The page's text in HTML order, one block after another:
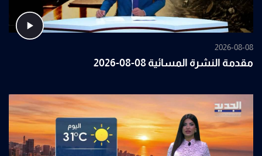
2026-08-08
مقدمة النشرة المسائية 08-08-2026